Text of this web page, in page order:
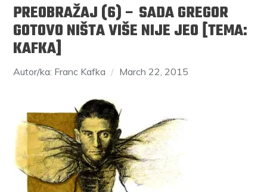
PREOBRAŽAJ (6) – SADA GREGOR
GOTOVO NIŠTA VIŠE NIJE JEO [TEMA:
KAFKA]
Autor/ka: Franc Kafka March 22, 2015